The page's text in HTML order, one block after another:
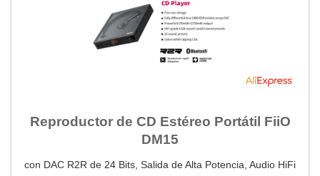
Reproductor de CD Estéreo Portátil FiiO
DM15
con DAC R2R de 24 Bits, Salida de Alta Potencia, Audio HiFi